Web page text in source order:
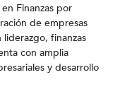
Finanzas por
de empresas
liderazgo, finanzas
con amplia
y desarrollo